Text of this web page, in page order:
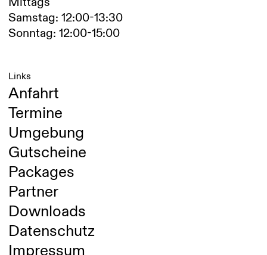
Samstag: 12:00-13:30
Sonntag: 12:00-15:00
Links
Anfahrt
Termine
Umgebung
Gutscheine
Packages
Partner
Downloads
Datenschutz